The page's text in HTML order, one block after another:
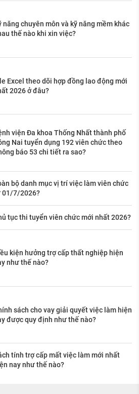
năng chuyên môn và kỹ năng mềm khác
thế nào khi xin việc?
Excel theo dõi hợp đồng lao động mới
2026 ở đâu?
viện Đa khoa Thống Nhất thành phố
Nai tuyển dụng 192 viên chức theo
báo 53 chi tiết ra sao?
bộ danh mục vị trí việc làm viên chức
01/7/2026?
tục thi tuyển viên chức mới nhất 2026?
kiện hưởng trợ cấp thất nghiệp hiện
như thế nào?
sách cho vay giải quyết việc làm hiện
được quy định như thế nào?
tính trợ cấp mất việc làm mới nhất
nay như thế nào?